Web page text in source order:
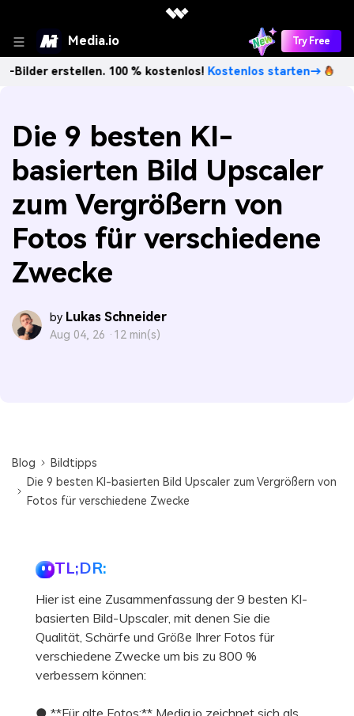
Media.io Try Free
100 % kostenlos!Kostenlos starten→
Die 9 besten KI-
basierten Bild Upscaler
zum Vergrößern von
Fotos für verschiedene
Zwecke
by Lukas Schneider
Aug 04, 26 · 12 min(s)
Blog
Bildtipps
Die 9 besten KI-basierten Bild Upscaler zum Vergrößern von
Fotos für verschiedene Zwecke
TL;DR:
Hier ist eine Zusammenfassung der 9 besten KI-
basierten Bild-Upscaler, mit denen Sie die
Qualität, Schärfe und Größe Ihrer Fotos für
verschiedene Zwecke um bis zu 800 %
verbessern können:
● **Für alte Fotos:** Media.io zeichnet sich als